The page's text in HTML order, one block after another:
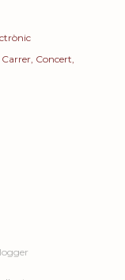
Carrer Concert